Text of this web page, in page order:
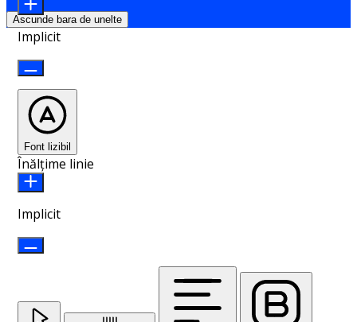
Ascunde bara de unelte
Implicit
Font lizibil
Înălțime linie
Implicit